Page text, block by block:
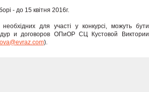
- до 15 квітня 2016г.
для участі у конкурсі, можуть бути
и договоров ОПиОР СЦ Кустовой Виктории
).